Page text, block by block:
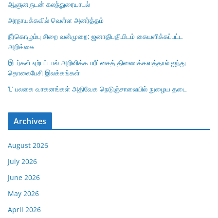
ஆளுனருடன் கலந்துரையாடல்
அரநாயக்கவில் வெள்ள அனர்த்தம்
நீர்கொழும்பு சிறை வன்முறை; ஜனாதிபதியிடம் கையளிக்கப்பட்ட
அறிக்கை
இடர்கள் ஏற்பட்டால் அறிவிக்க பரீட்சைத் திணைக்களத்தால் ஐந்து
தொலைபேசி இலக்கங்கள்
‘L’ பலகை வாகனங்கள் அதிவேக நெடுஞ்சாலையில் நுழைய தடை
Archives
August 2026
July 2026
June 2026
May 2026
April 2026